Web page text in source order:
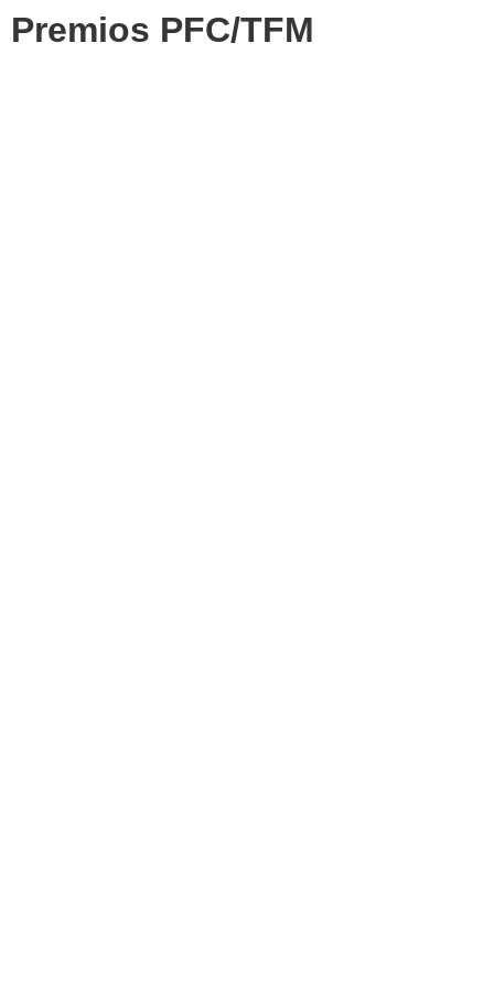
Premios PFC/TFM